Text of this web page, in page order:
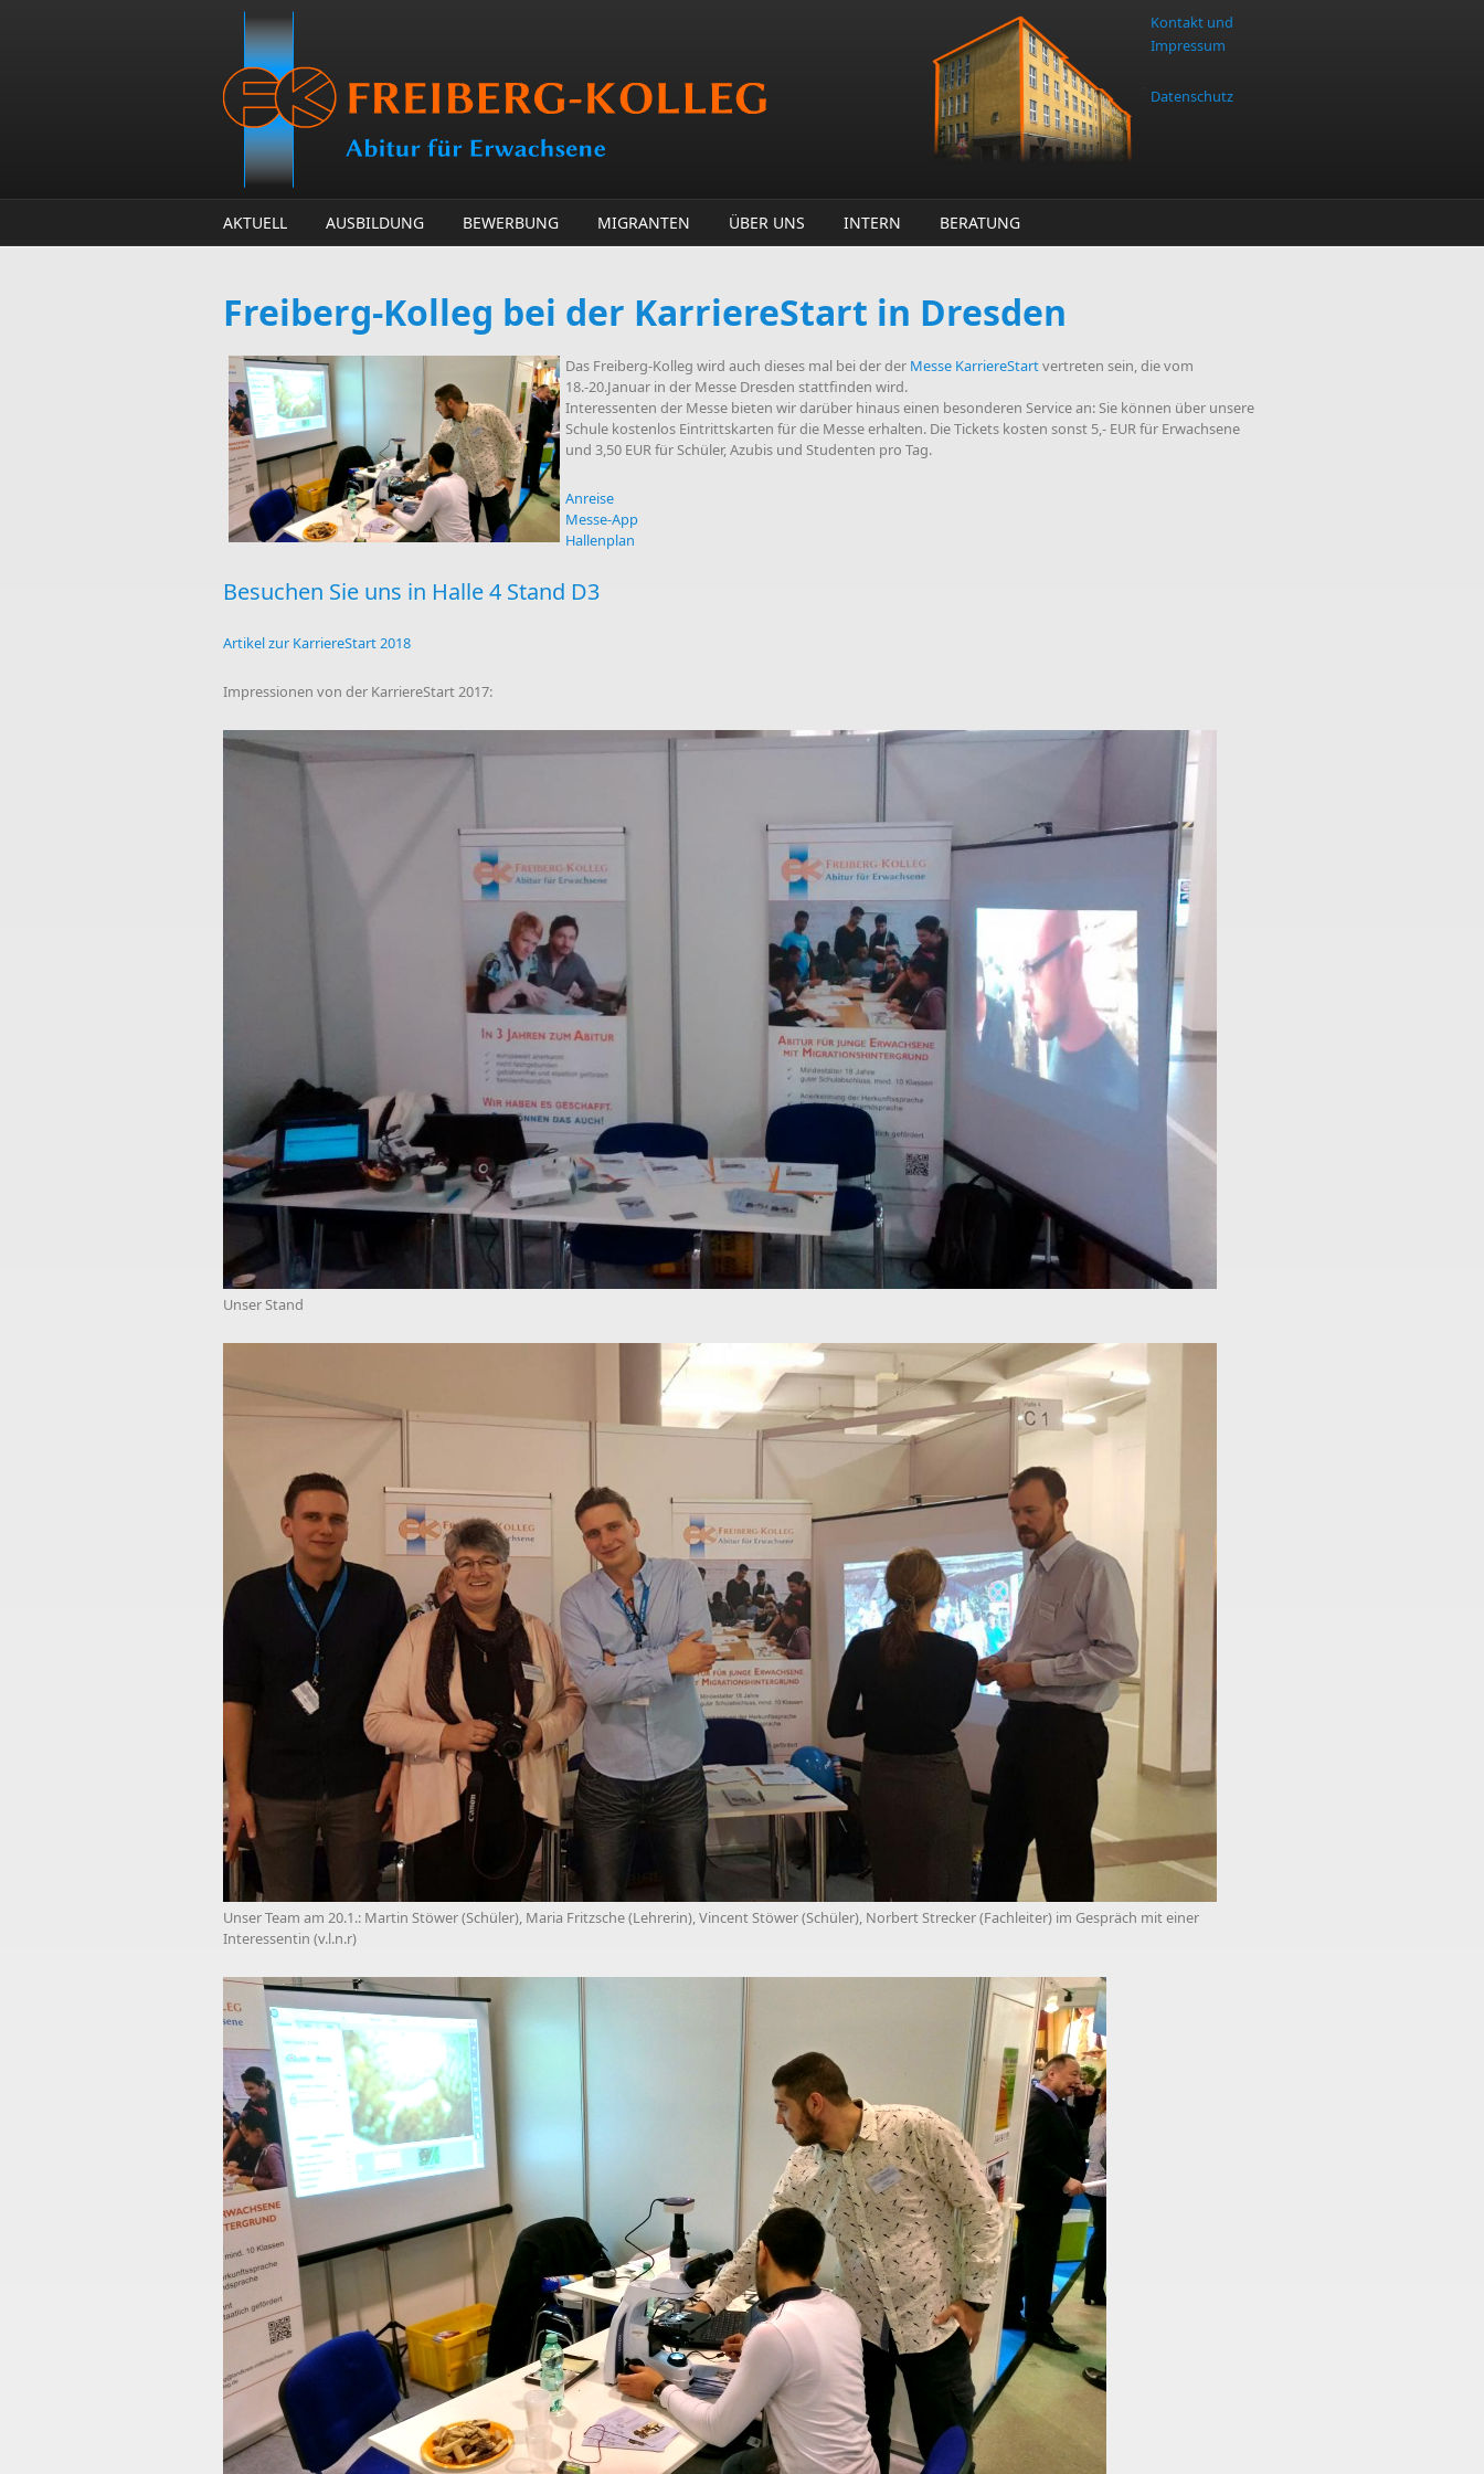
Kontakt und
Impressum
Datenschutz
AKTUELL AUSBILDUNG BEWERBUNG MIGRANTEN ÜBER UNS INTERN BERATUNG
Freiberg-Kolleg bei der KarriereStart in Dresden
Das Freiberg-Kolleg wird auch dieses mal bei der der Messe KarriereStartvertreten sein, die vom
18.-20.Januar in der Messe Dresden stattfinden wird.
Interessenten der Messe bieten wir darüber hinaus einen besonderen Service an: Sie können über unsere
Schule kostenlos Eintrittskarten für die Messe erhalten. Die Tickets kosten sonst 5,- EUR für Erwachsene
und 3,50 EUR für Schüler, Azubis und Studenten pro Tag.
Anreise
Messe-App
Hallenplan
Besuchen Sie uns in Halle 4 Stand D3
Artikel zur KarriereStart 2018
Impressionen von der KarriereStart 2017:
Unser Stand
Unser Team am 20.1.: Martin Stöwer (Schüler), Maria Fritzsche (Lehrerin), Vincent Stöwer (Schüler), Norbert Strecker (Fachleiter) im Gespräch mit einer
Interessentin (v.l.n.r)